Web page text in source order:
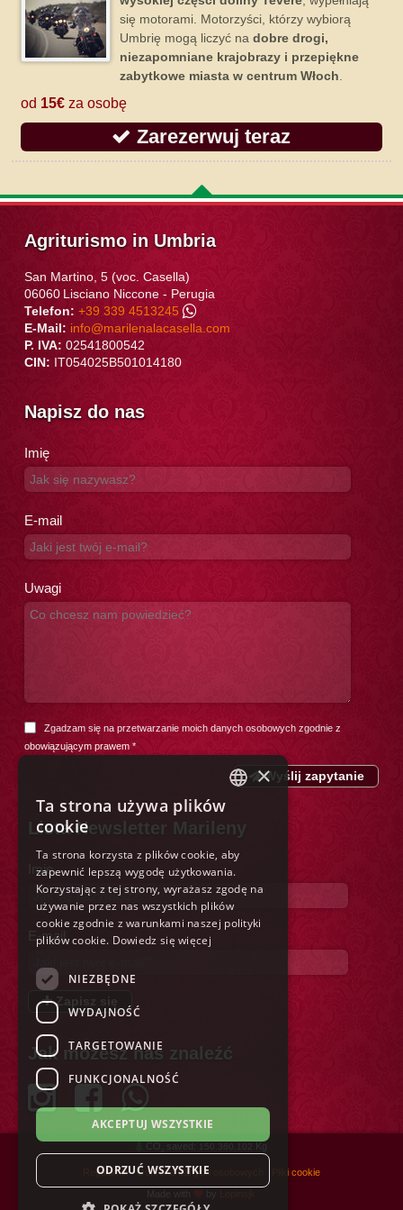
się motorami. Motorzyści, którzy wybiorą
Umbrię mogą liczyć nadobre drogi,
niezapomniane krajobrazy i przepiękne
zabytkowe miasta w centrum Włoch
od 15€ za osobę
Zarezerwuj teraz
Agriturismo in Umbria
San Martino, 5 (voc. Casella)
06060 Lisciano Niccone- Perugia
Telefon: +39 339 4513245
E-Mail: info@marilenalacasella.com
P. IVA: 02541800542
CIN: IT054025B501014180
Napisz do nas
Imię
E-mail
Uwagi
Zgadzam się na przetwarzanie moich danych osobowych zgodnie z
obowiązującym prawem*
Wyślij zapytanie
Lista Newsletter Marileny
Imię
E-mail
Zapisz się
Jak możesz nas znaleźć
CO saved: Kg
Regulamin Ochrona danych osobowych
Pliki cookie
Made with
ENGLISH
FRENCH
GERMAN
SPANISH
×
Ta strona używa plików
cookie
Ta strona korzysta z plików cookie, aby
zapewnić lepszą wygodę użytkowania.
Korzystając z tej strony, wyrażasz zgodę na
używanie przez nas wszystkich plików
cookie zgodnie z warunkami naszej polityki
plików cookie. Dowiedz się więcej
NIEZBĘDNE
WYDAJNOŚĆ
TARGETOWANIE
FUNKCJONALNOŚĆ
AKCEPTUJ WSZYSTKIE
ODRZUĆ WSZYSTKIE